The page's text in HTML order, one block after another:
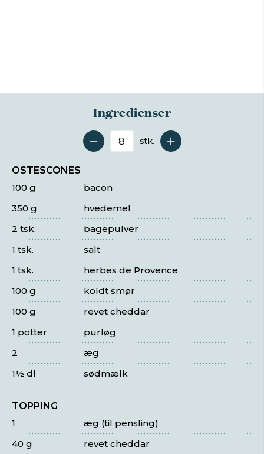
Ingredienser
Antal serveringer
stk.
OSTESCONES
bacon
100 g
hvedemel
350 g
bagepulver
2 tsk.
salt
1 tsk.
herbes de Provence
1 tsk.
koldt smør
100 g
revet cheddar
100 g
purløg
1 potter
æg
2
sødmælk
1½ dl
TOPPING
æg (til pensling)
1
revet cheddar
40 g